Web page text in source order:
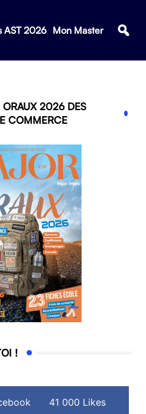
AST 2026 Mon Master
ORAUX 2026 DES
COMMERCE
!
41 000 Likes